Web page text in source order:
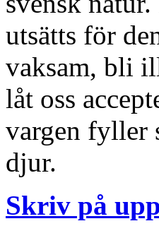
utsätts för
vaksam, bli
låt oss
vargen fyller
djur.
Skriv på